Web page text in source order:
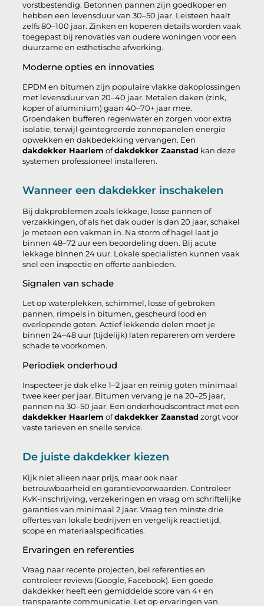
vorstbestendig. Betonnen pannen zijn goedkoper en
hebben een levensduur van 30–50 jaar. Leisteen haalt
zelfs 80–100 jaar. Zinken en koperen details worden vaak
toegepast bij renovaties van oudere woningen voor een
duurzame en esthetische afwerking.
Moderne opties en innovaties
EPDM en bitumen zijn populaire vlakke dakoplossingen
met levensduur van 20–40 jaar. Metalen daken (zink,
koper of aluminium) gaan 40–70+ jaar mee.
Groendaken bufferen regenwater en zorgen voor extra
isolatie, terwijl geïntegreerde zonnepanelen energie
opwekken en dakbedekking vervangen. Een
dakdekker Haarlem ofdakdekker Zaanstad kan deze
systemen professioneel installeren.
Wanneer een dakdekker inschakelen
Bij dakproblemen zoals lekkage, losse pannen of
verzakkingen, of als het dak ouder is dan 20 jaar, schakel
je meteen een vakman in. Na storm of hagel laat je
binnen 48–72 uur een beoordeling doen. Bij acute
lekkage binnen 24 uur. Lokale specialisten kunnen vaak
snel een inspectie en offerte aanbieden.
Signalen van schade
Let op waterplekken, schimmel, losse of gebroken
pannen, rimpels in bitumen, gescheurd lood en
overlopende goten. Actief lekkende delen moet je
binnen 24–48 uur (tijdelijk) laten repareren om verdere
schade te voorkomen.
Periodiek onderhoud
Inspecteer je dak elke 1–2 jaar en reinig goten minimaal
twee keer per jaar. Bitumen vervang je na 20–25 jaar,
pannen na 30–50 jaar. Een onderhoudscontract met een
dakdekker Haarlem ofdakdekker Zaanstad zorgt voor
vaste tarieven en snelle service.
De juiste dakdekker kiezen
Kijk niet alleen naar prijs, maar ook naar
betrouwbaarheid en garantievoorwaarden. Controleer
KvK-inschrijving, verzekeringen en vraag om schriftelijke
garanties van minimaal 2 jaar. Vraag ten minste drie
offertes van lokale bedrijven en vergelijk reactietijd,
scope en materiaalspecificaties.
Ervaringen en referenties
Vraag naar recente projecten, bel referenties en
controleer reviews (Google, Facebook). Een goede
dakdekker heeft een gemiddelde score van 4+ en
transparante communicatie. Let op ervaringen van